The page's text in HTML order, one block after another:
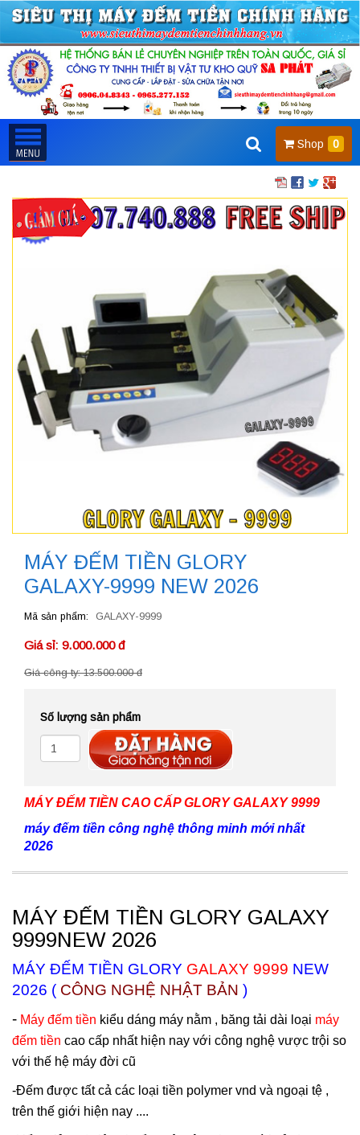
Shop 0
MÁY ĐẾM TIỀN GLORY
GALAXY-9999 NEW 2026
Mã sản phẩm GALAXY-9999
Giá sỉ: 9.000.000 đ
Giá công ty: 13.500.000 đ
Số lượng sản phẩm
MÁY ĐẾM TIỀN CAO CẤP GLORY GALAXY 9999
máy đếm tiền công nghệ thông minh mới nhất
2026
MÁY ĐẾM TIỀN GLORY GALAXY
9999NEW 2026
MÁY ĐẾM TIỀN GLORY GALAXY 9999 NEW
2026 ( CÔNG NGHỆ NHẬT BẢN )
- Máy đếm tiền kiểu dáng máy nằm , băng tải dài loại máy
đếm tiền cao cấp nhất hiện nay với công nghệ vược trội so
với thế hệ máy đời cũ
-Đếm được tất cả các loại tiền polymer vnd và ngoại tệ ,
trên thế giới hiện nay ....